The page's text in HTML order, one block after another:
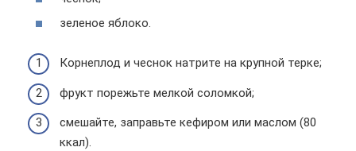
зеленое яблоко.
Корнеплод и чеснок натрите на крупной терке;
фрукт порежьте мелкой соломкой;
смешайте, заправьте кефиром или маслом (80
ккал).